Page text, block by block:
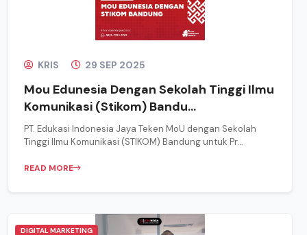
KRIS 29 SEP 2025
Mou Edunesia Dengan Sekolah Tinggi Ilmu
Komunikasi (Stikom) Bandu...
PT. Edukasi Indonesia Jaya Teken MoU dengan Sekolah
Tinggi Ilmu Komunikasi (STIKOM) Bandung untuk Pr...
READ MORE
DIGITAL MARKETING